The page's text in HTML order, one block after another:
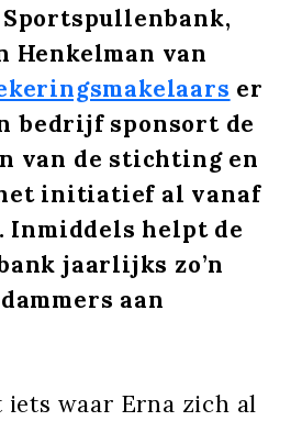
Sportspullenbank,
Henkelman van
er
bedrijf sponsort de
van de stichting en
initiatief al vanaf
Inmiddels helpt de
jaarlijks zo’n
aan
iets waar Erna zich al